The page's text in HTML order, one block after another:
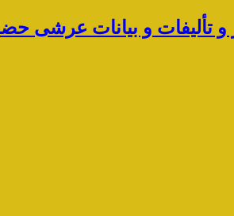
و تألیفات و بیانات عرشی